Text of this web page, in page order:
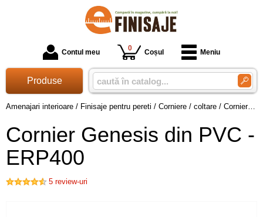
Contul meu 0 Coșul Meniu
Produse
Amenajari interioare / Finisaje pentru pereti / Corniere / coltare / Cornier Genesis din PVC - ERP400
Cornier Genesis din PVC -
ERP400
5 review-uri